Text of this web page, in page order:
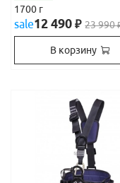
1700 г
sale12 490₽ 23 990
В корзину